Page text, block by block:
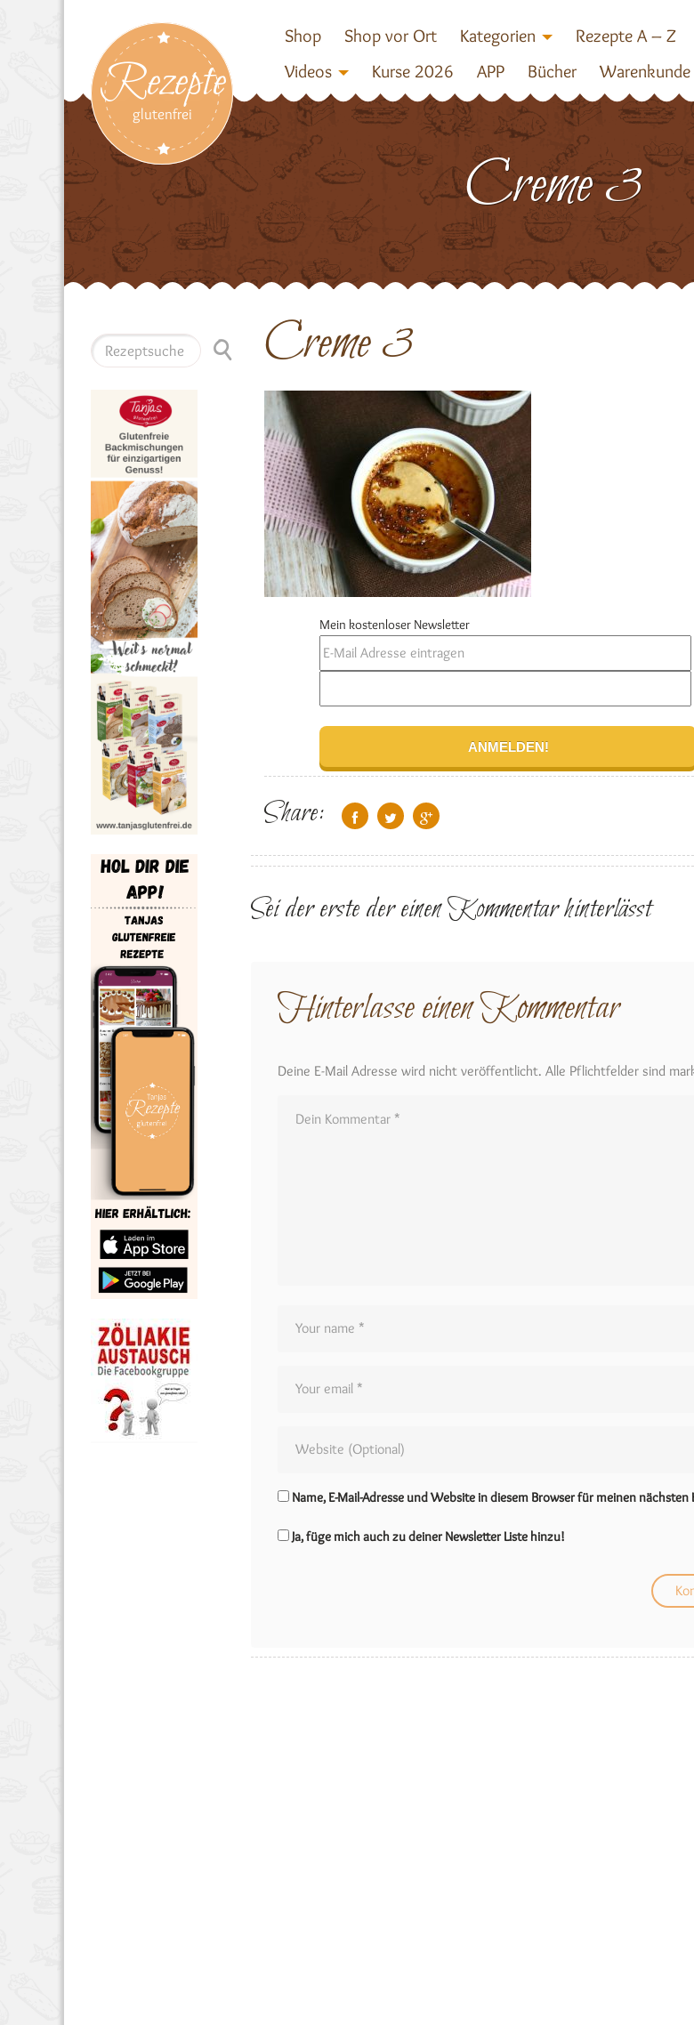
Rezepte
glutenfrei
Shop Shop vor Ort Kategorien Rezepte A – Z
Videos
Kurse 2026 APP Bücher
Creme 3
Creme 3
Mein kostenloser Newsletter
Share:
Sei der erste der einen Kommentar hinterlässt
Hinterlasse einen Kommentar
Deine E-Mail Adresse wird nicht veröffentlicht. Alle Pflichtfelder sind
Name, E-Mail-Adresse und Website in diesem Browser für meinen
Ja, füge mich auch zu deiner Newsletter Liste hinzu!